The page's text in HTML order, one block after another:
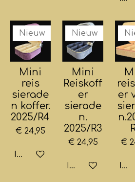
Nieuw
Mini
reis
sierade
n koffer.
2025/R4
€ 24,95
In winkelwagen
Nieuw
Mini
Reiskoff
er
sierade
n.
2025/R3
€ 24,95
In winkelwagen
er
€
In